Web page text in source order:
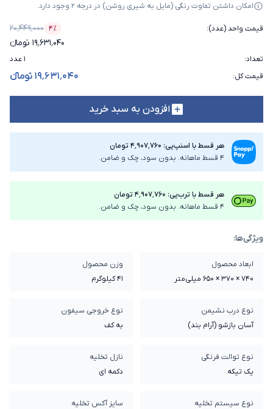
امکان داشتن تفاوت رنگی (مایل به شیری روشن) در درجه 2 وجود دارد.
قیمت واحد (عدد): ۴٪
درصد تخفیف
۲۰٬۴۴۹٬۰۰۰
۱۹٬۶۳۱٬۰۴۰ تومانء
تعداد:
۱ عدد
قیمت کل: ۱۹٬۶۳۱٬۰۴۰ تومانء
افزودن به سبد خرید
هر قسط با اسنپ‌پی: ۴٬۹۰۷٬۷۶۰ تومان
4 قسط ماهانه. بدون سود، چک و ضامن.
هر قسط با ترب‌پی: ۴٬۹۰۷٬۷۶۰ تومان
4 قسط ماهانه. بدون سود، چک و ضامن.
ویژگی‌ها:
ابعاد محصول
740 × 370 × 650 میلی‌متر
وزن محصول
41 کیلوگرم
نوع درب نشیمن
آسان بازشو (آرام بند)
نوع خروجی سیفون
به کف
نوع توالت فرنگی
یک تیکه
نازل تخلیه
دکمه ای
نوع سیستم تخلیه
سایز آکس تخلیه